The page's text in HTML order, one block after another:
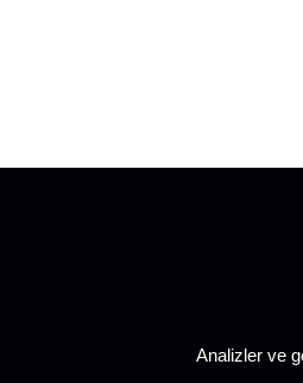
Analizler ve